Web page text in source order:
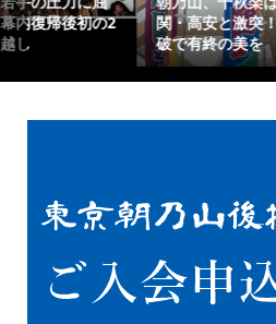
関・高安と激突！難敵撃
破で有終の美を